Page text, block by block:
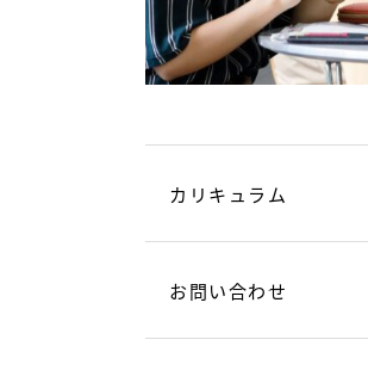
カリキュラム
お問い合わせ